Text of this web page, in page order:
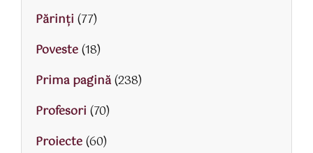
Părinţi (77)
Poveste(18)
Prima pagină(238)
Profesori (70)
Proiecte(60)